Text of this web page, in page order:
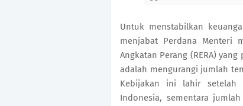
Untuk menstabilkan
menjabat Perdana Menteri
Angkatan Perang (RERA)
adalah mengurangi jumlah
Kebijakan ini lahir setelah
Indonesia, sementara